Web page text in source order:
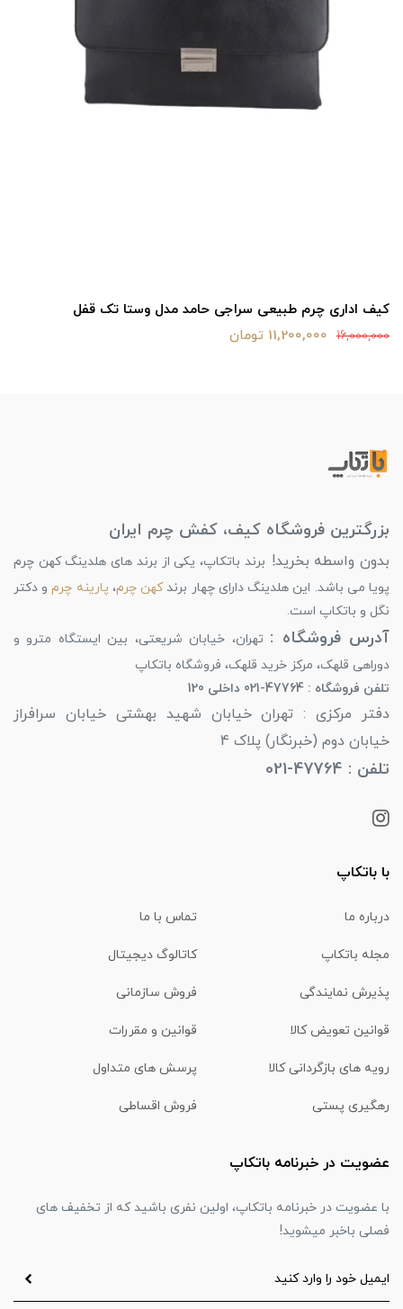
کیف اداری چرم طبیعی سراجی حامد مدل وستا تک قفل
16,000,000 11,200,000 تومان
بزرگترین فروشگاه کیف، کفش چرم ایران
بدون واسطه بخرید! برند باتکاپ، یکی از برند های هلدینگ کهن چرم
پویا می باشد. این هلدینگ دارای چهار برندکهن چرم، پارینه چرمو دکتر
نگل و باتکاپ است.
آدرس فروشگاه : تهران، خیابان شریعتی، بین ایستگاه مترو و
دوراهی قلهک، مرکز خرید قلهک، فروشگاه باتکاپ
تلفن فروشگاه : 47764-021 داخلی 120
دفتر مرکزی : تهران خیابان شهید بهشتی خیابان سرافراز
خیابان دوم (خبرنگار) پلاک 4
تلفن : 47764-021
با باتکاپ
درباره ما تماس با ما
مجله باتکاپ کاتالوگ دیجیتال
پذیرش نمایندگی فروش سازمانی
قوانین تعویض کالا قوانین و مقررات
رویه های بازگردانی کالا پرسش های متداول
رهگیری پستی فروش اقساطی
عضویت در خبرنامه باتکاپ
با عضویت در خبرنامه باتکاپ، اولین نفری باشید که از تخفیف های
فصلی باخبر میشوید!